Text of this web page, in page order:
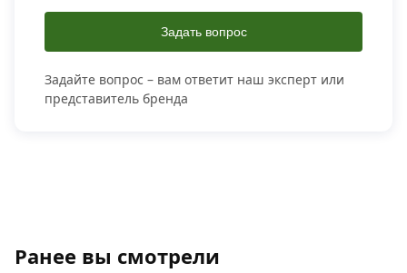
Задать вопрос
Задайте вопрос – вам ответит наш эксперт или
представитель бренда
Ранее вы смотрели